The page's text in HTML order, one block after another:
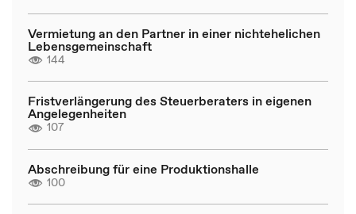
Vermietung an den Partner in einer nichtehelichen
Lebensgemeinschaft
144
Fristverlängerung des Steuerberaters in eigenen
Angelegenheiten
107
Abschreibung für eine Produktionshalle
100